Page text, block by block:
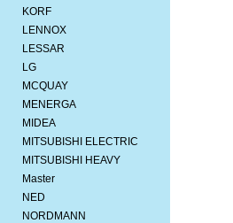
KORF
LENNOX
LESSAR
LG
MCQUAY
MENERGA
MIDEA
MITSUBISHI ELEСTRIC
MITSUBISHI HEAVY
Master
NED
NORDMANN